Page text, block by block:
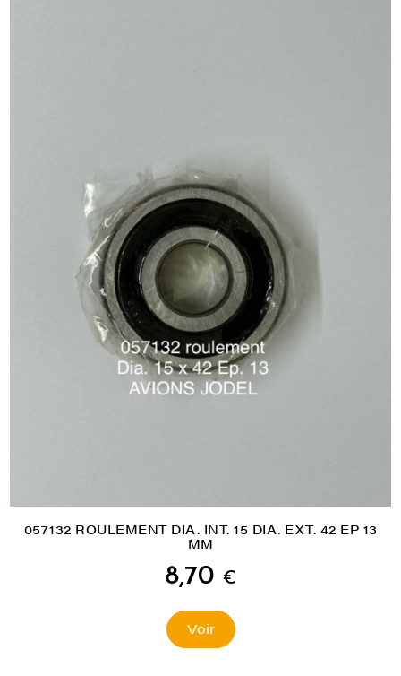
057132 ROULEMENT DIA. INT. 15 DIA. EXT. 42 EP 13
MM
8,70 €
Voir